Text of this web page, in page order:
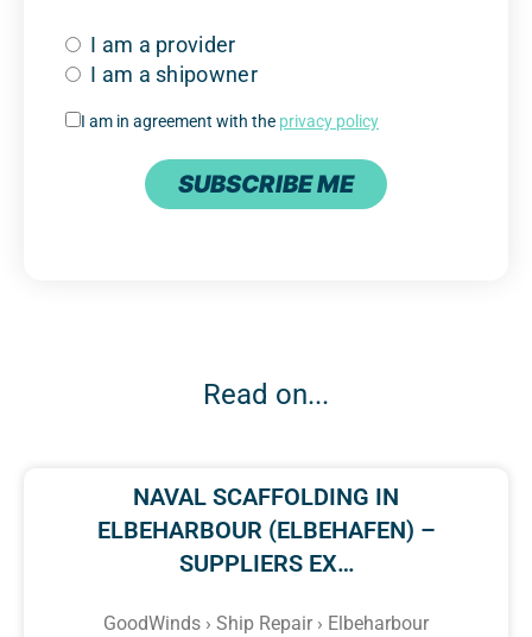
I am a provider
I am a shipowner
I am in agreement with the privacy policy
SUBSCRIBE ME
Read on...
NAVAL SCAFFOLDING IN
ELBEHARBOUR (ELBEHAFEN) –
SUPPLIERS EX…
GoodWinds › Ship Repair › Elbeharbour